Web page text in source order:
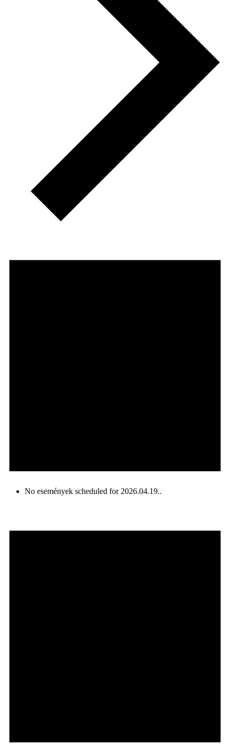
No események scheduled for 2026.04.19..